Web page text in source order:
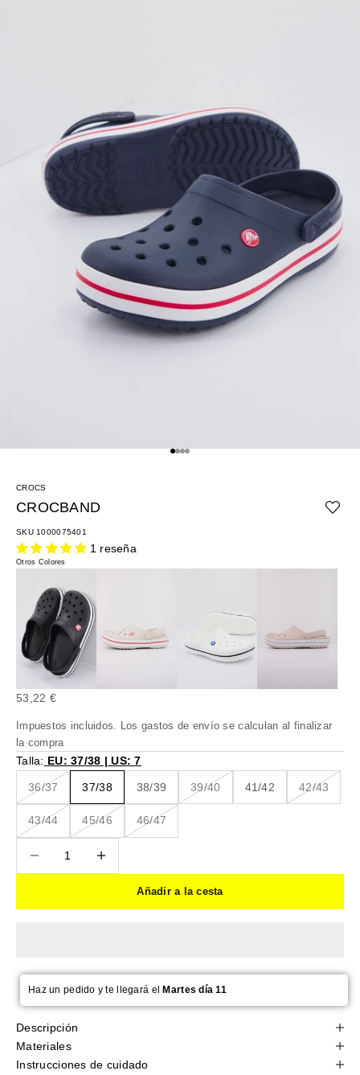
Ir al artículo 1
Ir al artículo 2
Ir al artículo 3
Ir al artículo 4
CROCS
CROCBAND
SKU 1000075401
1 reseña
Otros Colores
Precio de oferta
53,22 €
Impuestos incluidos. Los gastos de envío se calculan al finalizar
la compra
Talla: EU: 37/38 | US: 7
36/37 37/38 38/39 39/40 41/42 42/43
43/44 45/46 46/47
Añadir a la cesta
Haz un pedido y te llegará elMartes día 11
Descripción
Materiales
Instrucciones de cuidado